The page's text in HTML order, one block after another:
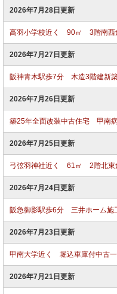
2026年7月28日更新
高羽小学校近く 90㎡ 3階南西
2026年7月27日更新
阪神青木駅歩7分 木造3階建新
2026年7月26日更新
築25年全面改装中古住宅 甲南
2026年7月25日更新
弓弦羽神社近く 61㎡ 2階北東
2026年7月24日更新
阪急御影駅歩6分 三井ホーム施
2026年7月23日更新
甲南大学近く 堀込車庫付中古
2026年7月21日更新